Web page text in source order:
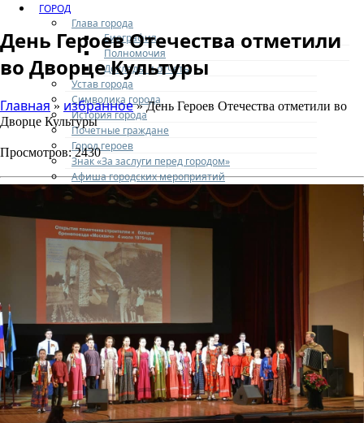
ГОРОД
Глава города
Биография
Полномочия
Доклады и отчеты
Устав города
Символика города
История города
Почетные граждане
Город героев
Знак «За заслуги перед городом»
Афиша городских мероприятий
Туризм
Города-побратимы
Городские программы
Генеральный план города
Правила застройки и землепользования
Экстренные службы
Медиа галерея
Новости
Авиаград Жуковский
АДМИНИСТРАЦИЯ
Структура
Полномочия
Кадровое обеспечение
Направления деятельности
Участникам СВО и членам их семей
День Героев Отечества отметили
во Дворце Культуры
Главная» избранное» День Героев Отечества отметили во
Дворце Культуры
Просмотров: 2430